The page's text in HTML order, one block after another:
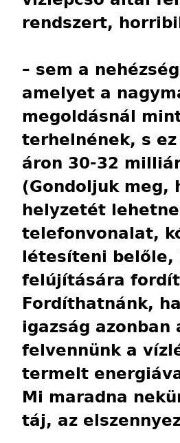
rendszert,
– sem a
amelyet a
megoldásnál
terhelnének, s
áron 30-32
(Gondoljuk meg,
helyzetét
telefonvonalat,
létesíteni belőle,
felújítására
Fordíthatnánk,
igazság
felvennünk a
termelt
Mi maradna
táj, az